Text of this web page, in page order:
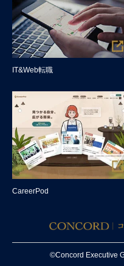
IT&Web転職
CareerPod
©Concord Executive